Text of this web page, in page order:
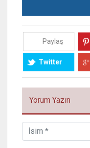
Paylaş
Twitter
Yorum Yazın